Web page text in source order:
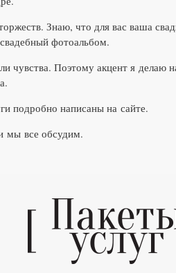
Знаю, что для вас ваша
фотоальбом.
чувства. Поэтому акцент я
подробно написаны на сайте.
мы все обсудим.